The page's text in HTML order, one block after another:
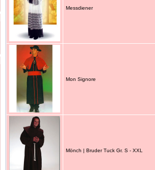
Messdiener
Mon Signore
Mönch | Bruder Tuck Gr. S - XXL